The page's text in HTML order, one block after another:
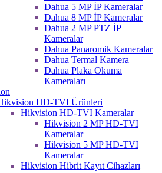
Dahua 5 MP İP Kameralar
Dahua 8 MP İP Kameralar
Dahua 2 MP PTZ İP
Kameralar
Dahua Panaromik Kameralar
Dahua Termal Kamera
Dahua Plaka Okuma
Kameraları
HD-TVI Ürünleri
Hikvision HD-TVI Kameralar
Hikvision 2 MP HD-TVI
Kameralar
Hikvision 5 MP HD-TVI
Kameralar
Hikvision Hibrit Kayıt Cihazları